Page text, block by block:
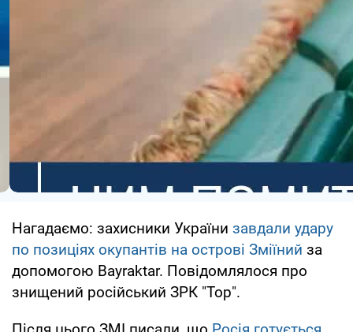
Нагадаємо: захисники України завдали удару
по позиціях окупантів на острові Зміїний за
допомогою Bayraktar. Повідомлялося про
знищений російський ЗРК "Тор".